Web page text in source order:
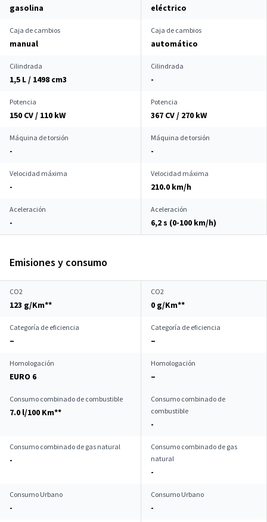
gasolina eléctrico
Caja de cambios
manual
Caja de cambios
automático
Cilindrada
1,5 L / 1498 cm3
Cilindrada
-
Potencia
150 CV / 110 kW
Potencia
367 CV / 270 kW
Máquina de torsión
-
Máquina de torsión
-
Velocidad máxima
-
Velocidad máxima
210.0 km/h
Aceleración
-
Aceleración
6,2 s (0-100 km/h)
Emisiones y consumo
CO2
123 g/Km**
CO2
0 g/Km**
Categoría de eficiencia
–
Categoría de eficiencia
–
Homologación
EURO 6
Homologación
–
Consumo combinado de combustible
7.0 l/100 Km**
Consumo combinado de
combustible
-
Consumo combinado de gas natural
-
Consumo combinado de gas
natural
-
Consumo Urbano
-
Consumo Urbano
-